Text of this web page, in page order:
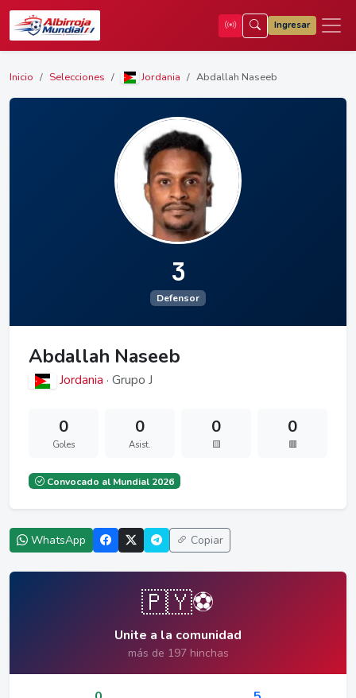
Ingresar
Inicio Selecciones Jordania Abdallah Naseeb
3
Defensor
Abdallah Naseeb
Jordania · Grupo J
0
Goles
0
Asist.
0
🟨
0
🟥
Convocado al Mundial 2026
WhatsApp Copiar
🇵🇾⚽
Unite a la comunidad
más de 197 hinchas